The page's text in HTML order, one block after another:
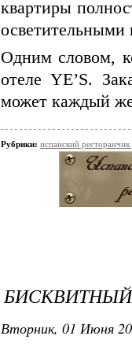
квартиры
Одним словом,
отеле YE’S.
может каждый
Рубрики: испанский
Вторник, 01 Июня